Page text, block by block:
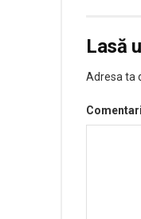
Lasă
Adresa ta